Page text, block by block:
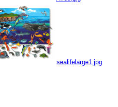
sealifelarge1.jpg